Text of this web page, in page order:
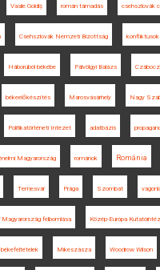
Vasile Goldiș román támadás csehszlovák
Csehszlovák Nemzeti Bizottság konfliktusok
Háborúból békébe Pálvölgyi Balázs
békeelőkészítés Marosvásárhely Nagy
Politikatörténeti Intézet adatbázis
Magyarország románok Románia
Temesvár Prága Szombat
Magyarország felbomlása Közép-Európa
békefeltételek Mikeszásza Woodrow Wilson